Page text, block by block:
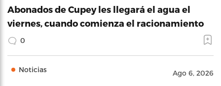
Abonados de Cupey les llegará el agua el
viernes, cuando comienza el racionamiento
0
Noticias Ago 6, 2026